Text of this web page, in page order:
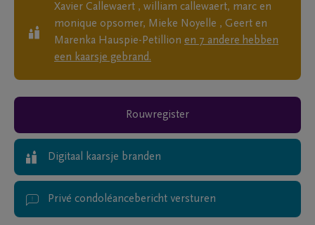
Xavier Callewaert , william callewaert, marc en
monique opsomer, Mieke Noyelle , Geert en
Marenka Hauspie-Petillion en 7 andere hebben
een kaarsje gebrand.
Rouwregister
Digitaal kaarsje branden
Privé condoléancebericht versturen